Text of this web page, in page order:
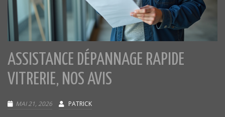
ASSISTANCE DÉPANNAGE RAPIDE
VITRERIE, NOS AVIS
MAI 21, 2026 PATRICK